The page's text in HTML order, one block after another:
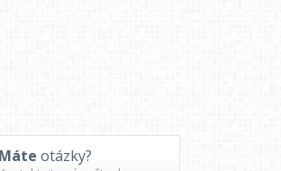
Máte otázky?